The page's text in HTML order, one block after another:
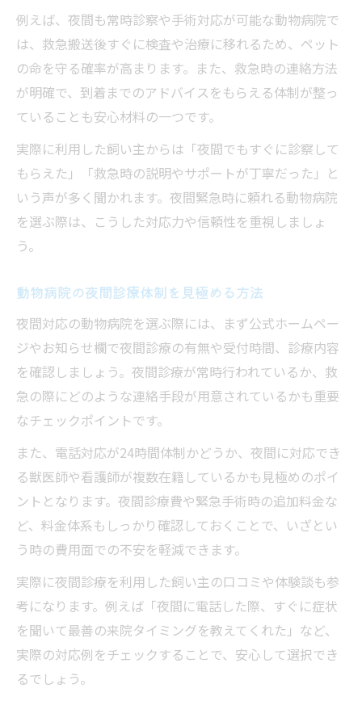
例えば、夜間も常時診察や手術対応が可能な動物病院で
は、救急搬送後すぐに検査や治療に移れるため、ペット
の命を守る確率が高まります。また、救急時の連絡方法
が明確で、到着までのアドバイスをもらえる体制が整っ
ていることも安心材料の一つです。
実際に利用した飼い主からは「夜間でもすぐに診察して
もらえた」「救急時の説明やサポートが丁寧だった」と
いう声が多く聞かれます。夜間緊急時に頼れる動物病院
を選ぶ際は、こうした対応力や信頼性を重視しましょ
う。
動物病院の夜間診療体制を見極める方法
夜間対応の動物病院を選ぶ際には、まず公式ホームペー
ジやお知らせ欄で夜間診療の有無や受付時間、診療内容
を確認しましょう。夜間診療が常時行われているか、救
急の際にどのような連絡手段が用意されているかも重要
なチェックポイントです。
また、電話対応が24時間体制かどうか、夜間に対応でき
る獣医師や看護師が複数在籍しているかも見極めのポイ
ントとなります。夜間診療費や緊急手術時の追加料金な
ど、料金体系もしっかり確認しておくことで、いざとい
う時の費用面での不安を軽減できます。
実際に夜間診療を利用した飼い主の口コミや体験談も参
考になります。例えば「夜間に電話した際、すぐに症状
を聞いて最善の来院タイミングを教えてくれた」など、
実際の対応例をチェックすることで、安心して選択でき
るでしょう。